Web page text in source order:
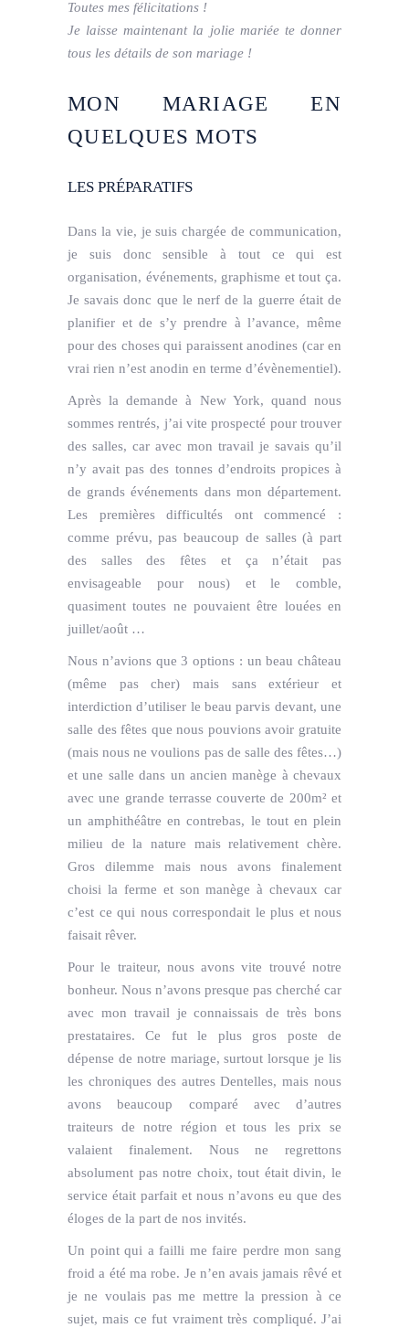
Toutes mes félicitations !
Je laisse maintenant la jolie mariée te donner
tous les détails de son mariage !
MON MARIAGE EN
QUELQUES MOTS
LES PRÉPARATIFS
Dans la vie, je suis chargée de communication,
je suis donc sensible à tout ce qui est
organisation, événements, graphisme et tout ça.
Je savais donc que le nerf de la guerre était de
planifier et de s’y prendre à l’avance, même
pour des choses qui paraissent anodines (car en
vrai rien n’est anodin en terme d’évènementiel).
Après la demande à New York, quand nous
sommes rentrés, j’ai vite prospecté pour trouver
des salles, car avec mon travail je savais qu’il
n’y avait pas des tonnes d’endroits propices à
de grands événements dans mon département.
Les premières difficultés ont commencé :
comme prévu, pas beaucoup de salles (à part
des salles des fêtes et ça n’était pas
envisageable pour nous) et le comble,
quasiment toutes ne pouvaient être louées en
juillet/août …
Nous n’avions que 3 options : un beau château
(même pas cher) mais sans extérieur et
interdiction d’utiliser le beau parvis devant, une
salle des fêtes que nous pouvions avoir gratuite
(mais nous ne voulions pas de salle des fêtes…)
et une salle dans un ancien manège à chevaux
avec une grande terrasse couverte de 200m² et
un amphithéâtre en contrebas, le tout en plein
milieu de la nature mais relativement chère.
Gros dilemme mais nous avons finalement
choisi la ferme et son manège à chevaux car
c’est ce qui nous correspondait le plus et nous
faisait rêver.
Pour le traiteur, nous avons vite trouvé notre
bonheur. Nous n’avons presque pas cherché car
avec mon travail je connaissais de très bons
prestataires. Ce fut le plus gros poste de
dépense de notre mariage, surtout lorsque je lis
les chroniques des autres Dentelles, mais nous
avons beaucoup comparé avec d’autres
traiteurs de notre région et tous les prix se
valaient finalement. Nous ne regrettons
absolument pas notre choix, tout était divin, le
service était parfait et nous n’avons eu que des
éloges de la part de nos invités.
Un point qui a failli me faire perdre mon sang
froid a été ma robe. Je n’en avais jamais rêvé et
je ne voulais pas me mettre la pression à ce
sujet, mais ce fut vraiment très compliqué. J’ai